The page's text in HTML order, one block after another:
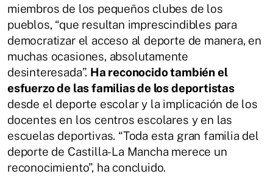
miembros de los pequeños clubes de los
pueblos, “que resultan imprescindibles para
democratizar el acceso al deporte de manera, en
muchas ocasiones, absolutamente
desinteresada”. Ha reconocido también el
esfuerzo de las familias de los deportistas
desde el deporte escolar y la implicación de los
docentes en los centros escolares y en las
escuelas deportivas. “Toda esta gran familia del
deporte de Castilla-La Mancha merece un
reconocimiento”, ha concluido.